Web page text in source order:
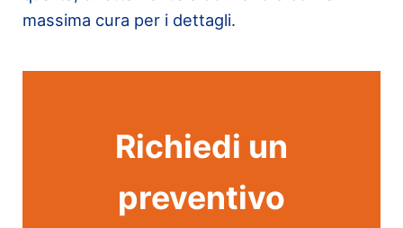
massima cura per i dettagli.
Richiedi un
preventivo